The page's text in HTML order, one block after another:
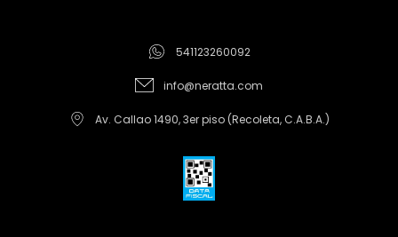
541123260092
info@neratta.com
Av. Callao 1490, 3er piso (Recoleta, C.A.B.A.)